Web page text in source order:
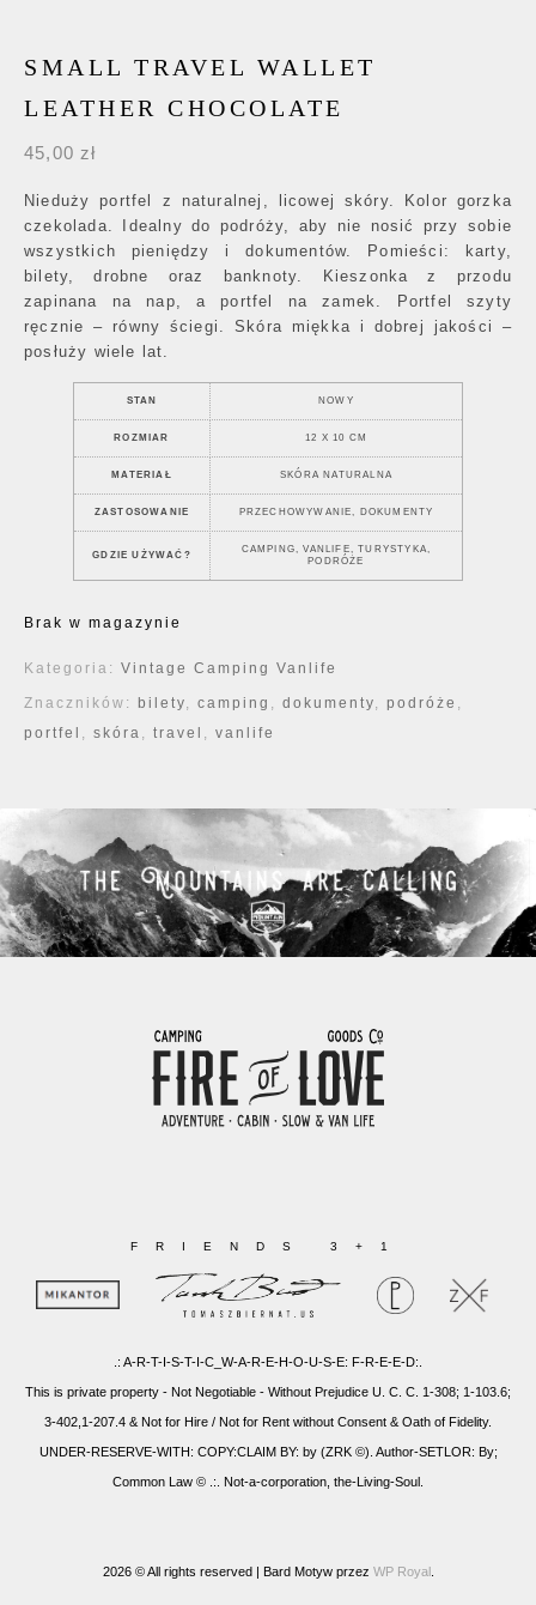
SMALL TRAVEL WALLET
LEATHER CHOCOLATE
45,00 zł
Nieduży portfel z naturalnej, licowej skóry. Kolor gorzka
czekolada. Idealny do podróży, aby nie nosić przy sobie
wszystkich pieniędzy i dokumentów. Pomieści: karty,
bilety, drobne oraz banknoty. Kieszonka z przodu
zapinana na nap, a portfel na zamek. Portfel szyty
ręcznie – równy ściegi. Skóra miękka i dobrej jakości –
posłuży wiele lat.
STAN NOWY
ROZMIAR 12 X 10 CM
MATERIAŁ SKÓRA NATURALNA
ZASTOSOWANIE PRZECHOWYWANIE, DOKUMENTY
GDZIE UŻYWAĆ?
CAMPING, VANLIFE, TURYSTYKA,
PODRÓŻE
Brak w magazynie
Kategoria: Vintage Camping Vanlife
Znaczników: bilety, camping , dokumenty, podróże ,
portfel , skóra , travel , vanlife
FRIENDS 3+1
.: A-R-T-I-S-T-I-C_W-A-R-E-H-O-U-S-E: F-R-E-E-D:.
This is private property - Not Negotiable - Without Prejudice U. C. C. 1-308; 1-103.6;
3-402,1-207.4 & Not for Hire / Not for Rent without Consent & Oath of Fidelity.
UNDER-RESERVE-WITH: COPY:CLAIM BY: by (ZRK ©). Author-SETLOR: By;
Common Law © .:. Not-a-corporation, the-Living-Soul.
2026 © All rights reserved | Bard Motyw przez WP Royal .